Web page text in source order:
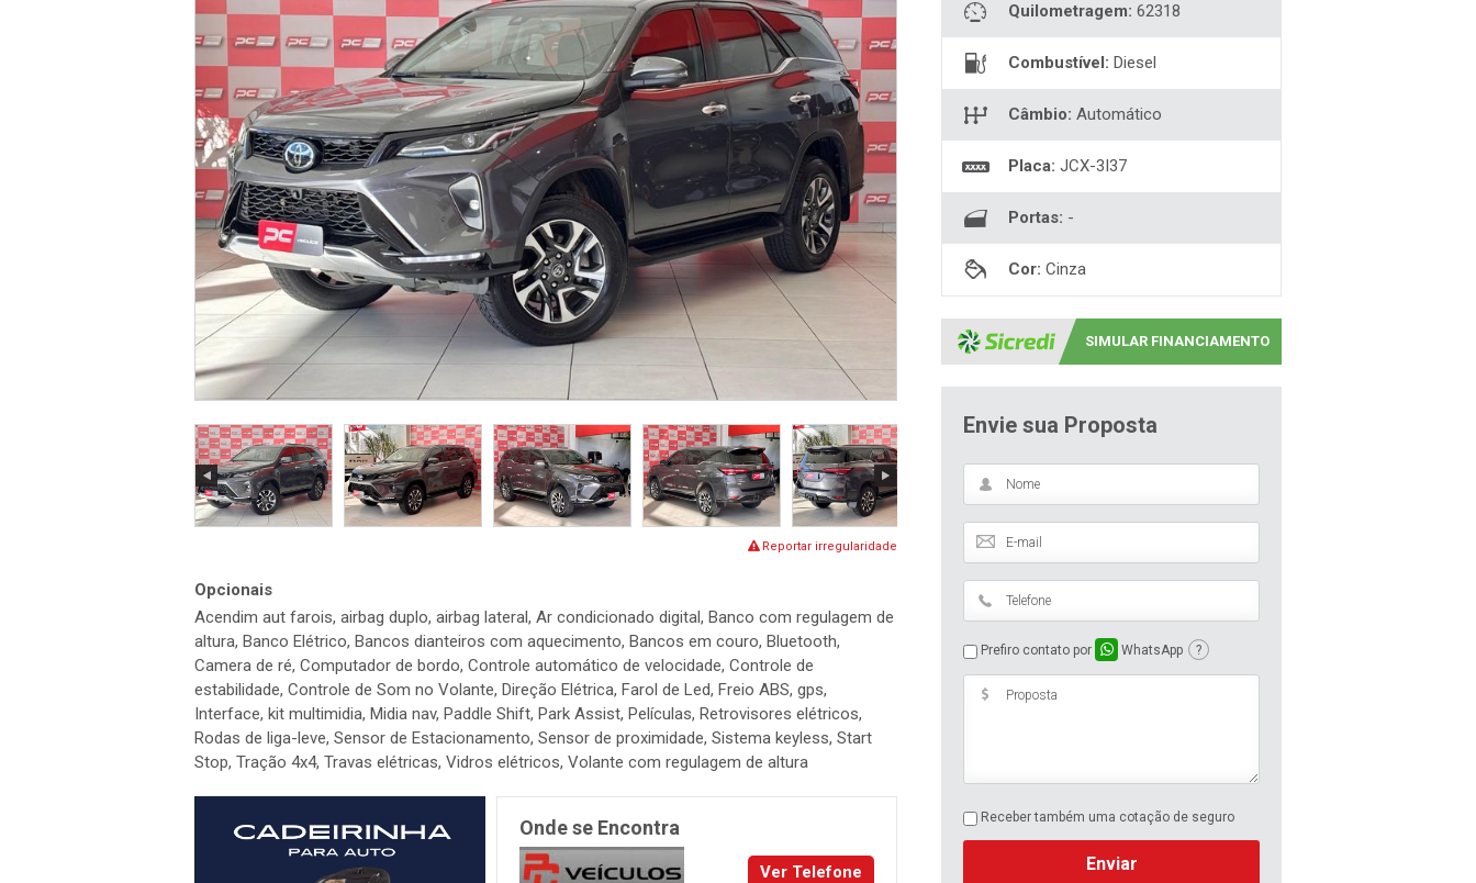
Reportar irregularidade
Quilometragem: 62318
Combustível: Diesel
Câmbio: Automático
Placa: JCX-3I37
Portas: -
Cor: Cinza
Opcionais
Acendim aut farois, airbag duplo, airbag lateral, Ar condicionado digital, Banco com regulagem de
altura, Banco Elétrico, Bancos dianteiros com aquecimento, Bancos em couro, Bluetooth,
Camera de ré, Computador de bordo, Controle automático de velocidade, Controle de
estabilidade, Controle de Som no Volante, Direção Elétrica, Farol de Led, Freio ABS, gps,
Interface, kit multimidia, Midia nav, Paddle Shift, Park Assist, Películas, Retrovisores elétricos,
Rodas de liga-leve, Sensor de Estacionamento, Sensor de proximidade, Sistema keyless, Start
Stop, Tração 4x4, Travas elétricas, Vidros elétricos, Volante com regulagem de altura
SIMULAR FINANCIAMENTO
Envie sua Proposta
Prefiro contato por WhatsApp ?
Receber também uma cotação de seguro
Enviar
Onde se Encontra
Ver Telefone